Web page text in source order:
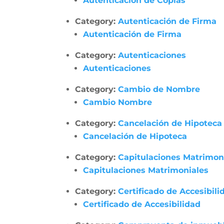
Category:Autenticación de Firma
Autenticación de Firma
Category:Autenticaciones
Autenticaciones
Category:Cambio de Nombre
Cambio Nombre
Category:Cancelación de Hipoteca
Cancelación de Hipoteca
Category:Capitulaciones
Capitulaciones Matrimoniales
Category:Certificado de
Certificado de Accesibilidad